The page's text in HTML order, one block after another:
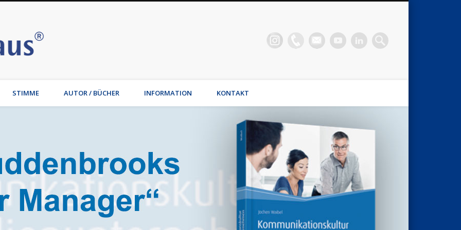
Stimmhaus | Hamburg – Jochen Waibel
Wirtschaftsmediation, Familienmediation, Familienunternehmen: Jochen Waibel, Stimmhaus Coach, Wirtschaftsmediator
STIMME AUTOR / BÜCHER INFORMATION KONTAKT